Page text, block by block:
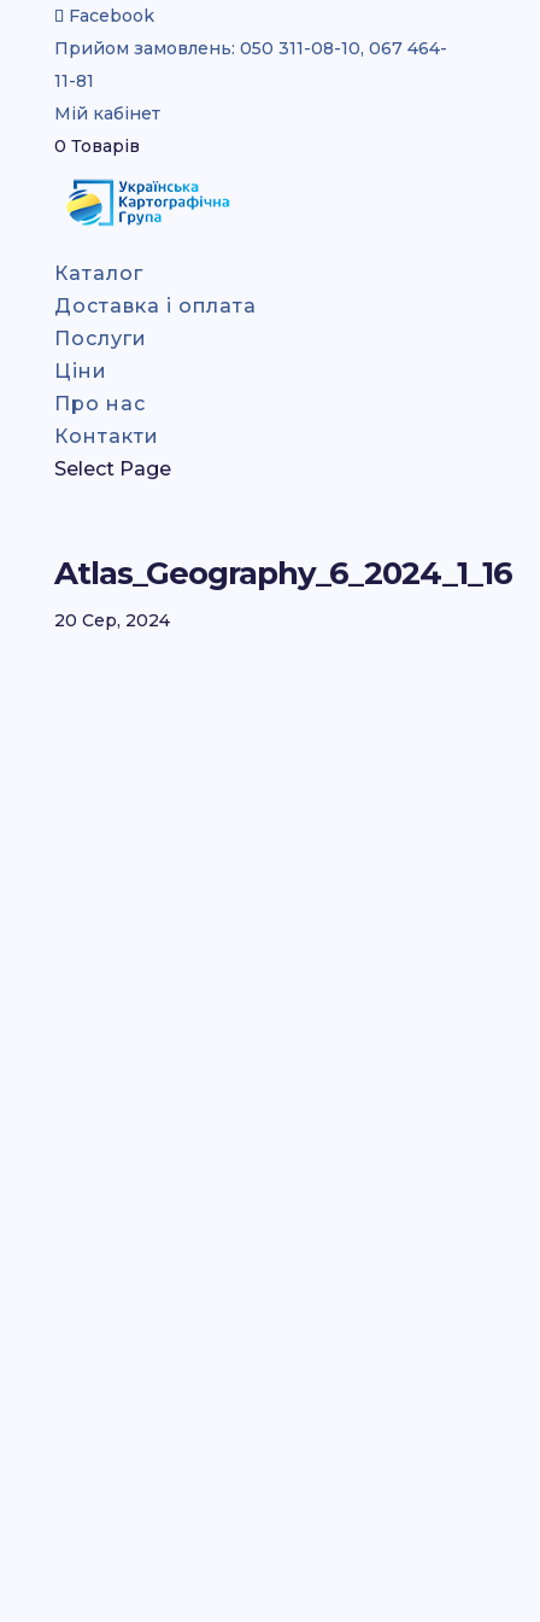
Facebook
Прийом замовлень: 050 311-08-10, 067 464-
11-81
Мій кабінет
0 Товарів
Каталог
Доставка і оплата
Послуги
Ціни
Про нас
Контакти
Select Page
Atlas_Geography_6_2024_1_16
20 Сер, 2024